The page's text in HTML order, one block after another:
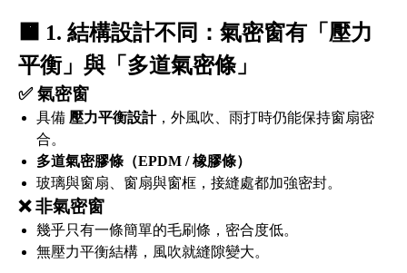
🟧 1. 結構設計不同：氣密窗有「壓力
平衡」與「多道氣密條」
✅ 氣密窗
具備 壓力平衡設計，外風吹、雨打時仍能保持窗扇密
合。
多道氣密膠條（EPDM / 橡膠條）
玻璃與窗扇、窗扇與窗框，接縫處都加強密封。
❌ 非氣密窗
幾乎只有一條簡單的毛刷條，密合度低。
無壓力平衡結構，風吹就縫隙變大。